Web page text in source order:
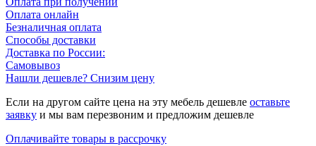
Оплата онлайн
Безналичная оплата
Способы доставки
Доставка по России:
Самовывоз
Нашли дешевле? Снизим цену
Если на другом сайте цена на эту мебель дешевле оставьте
заявку и мы вам перезвоним и предложим дешевле
Оплачивайте товары в рассрочку